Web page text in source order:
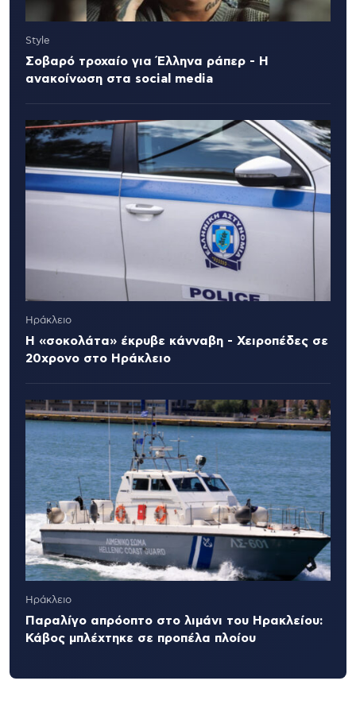
Style
Σοβαρό τροχαίο για Έλληνα ράπερ - Η
ανακοίνωση στα social media
Ηράκλειο
Η «σοκολάτα» έκρυβε κάνναβη - Χειροπέδες σε
20χρονο στο Ηράκλειο
Ηράκλειο
Παραλίγο απρόοπτο στο λιμάνι του Ηρακλείου:
Κάβος μπλέχτηκε σε προπέλα πλοίου